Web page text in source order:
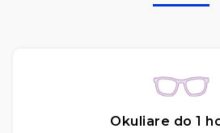
Okuliare do 1